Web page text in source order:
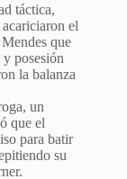
táctica,
el
que
posesión
la balanza
un
que el
para batir
su